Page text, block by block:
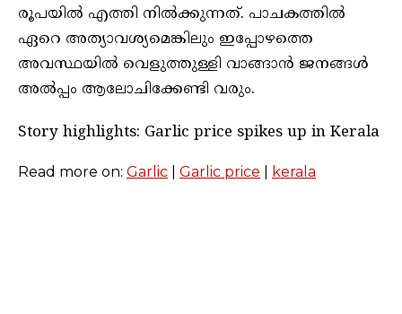
രൂപയിൽ എത്തി നിൽക്കുന്നത്. പാചകത്തിൽ
ഏറെ അത്യാവശ്യമെങ്കിലും ഇപ്പോഴത്തെ
അവസ്ഥയിൽ വെളുത്തുള്ളി വാങ്ങാൻ ജനങ്ങൾ
അൽപ്പം ആലോചിക്കേണ്ടി വരും.
Story highlights: Garlic price spikes up in Kerala
Read more on: Garlic Garlic price kerala